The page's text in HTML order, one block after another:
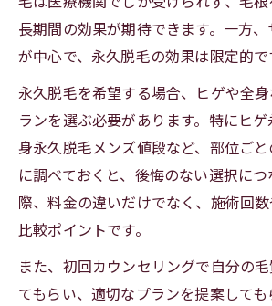
長期間の効果が期待できます。一方
が中心で、永久脱毛の効果は限定的で
永久脱毛を希望する場合、ヒゲや全
ランを選ぶ必要があります。特にヒ
身永久脱毛メンズ値段など、部位ご
に調べておくと、後悔のない選択に
際、料金の違いだけでなく、施術回
比較ポイントです。
また、初回カウンセリングで自分の
てもらい、適切なプランを提案して